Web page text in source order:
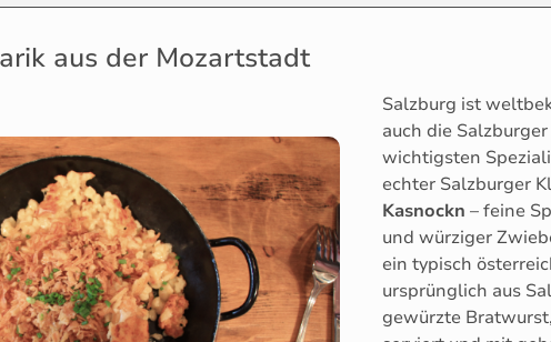
aus der Mozartstadt
Salzburg ist
auch die
wichtigsten
echter Salzburger
Kasnockn – feine
und würziger
ein typisch
ursprünglich aus
gewürzte